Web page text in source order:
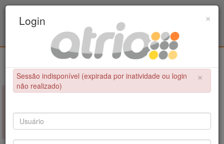
Educação Física / UPE - UFPB
×
NÃO FOI POSSÍVEL CONCLUIR A OPERAÇÃO
Sessão indisponível (expirada por inatividade ou login não
realizado)
×
Login
×
Sessão indisponível (expirada por inatividade ou login
não realizado)